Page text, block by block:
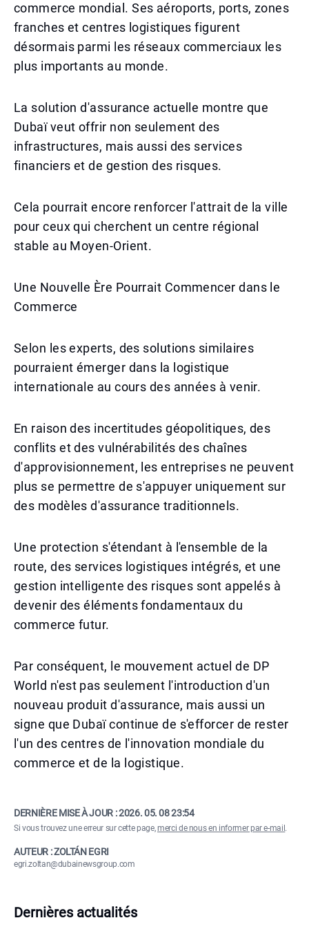
commerce mondial. Ses aéroports, ports, zones
franches et centres logistiques figurent
désormais parmi les réseaux commerciaux les
plus importants au monde.
La solution d'assurance actuelle montre que
Dubaï veut offrir non seulement des
infrastructures, mais aussi des services
financiers et de gestion des risques.
Cela pourrait encore renforcer l'attrait de la ville
pour ceux qui cherchent un centre régional
stable au Moyen-Orient.
Une Nouvelle Ère Pourrait Commencer dans le
Commerce
Selon les experts, des solutions similaires
pourraient émerger dans la logistique
internationale au cours des années à venir.
En raison des incertitudes géopolitiques, des
conflits et des vulnérabilités des chaînes
d'approvisionnement, les entreprises ne peuvent
plus se permettre de s'appuyer uniquement sur
des modèles d'assurance traditionnels.
Une protection s'étendant à l'ensemble de la
route, des services logistiques intégrés, et une
gestion intelligente des risques sont appelés à
devenir des éléments fondamentaux du
commerce futur.
Par conséquent, le mouvement actuel de DP
World n'est pas seulement l'introduction d'un
nouveau produit d'assurance, mais aussi un
signe que Dubaï continue de s'efforcer de rester
l'un des centres de l'innovation mondiale du
commerce et de la logistique.
DERNIÈRE MISE À JOUR :2026. 05. 08 23:54
Si vous trouvez une erreur sur cette page,merci de nous en informer par e-mail .
AUTEUR : ZOLTÁN EGRI
egri.zoltan@dubainewsgroup.com
Dernières actualités